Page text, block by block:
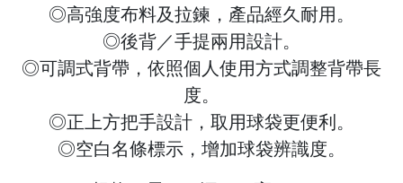
◎高強度布料及拉鍊，產品經久耐用。
◎後背／手提兩用設計。
◎可調式背帶，依照個人使用方式調整背帶長
度。
◎正上方把手設計，取用球袋更便利。
◎空白名條標示，增加球袋辨識度。